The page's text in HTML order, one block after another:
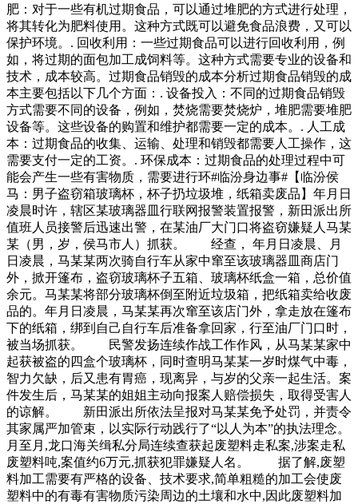
肥：对于一些有机过期食品，可以通过堆肥的方式进行处理，
将其转化为肥料使用。这种方式既可以避免食品浪费，又可以
保护环境。. 回收利用：一些过期食品可以进行回收利用，例
如，将过期的面包加工成饲料等。这种方式需要专业的设备和
技术，成本较高。过期食品销毁的成本分析过期食品销毁的成
本主要包括以下几个方面：. 设备投入：不同的过期食品销毁
方式需要不同的设备，例如，焚烧需要焚烧炉，堆肥需要堆肥
设备等。这些设备的购置和维护都需要一定的成本。. 人工成
本：过期食品的收集、运输、处理和销毁都需要人工操作，这
需要支付一定的工资。. 环保成本：过期食品的处理过程中可
能会产生一些有害物质，需要进行环#临汾身边事#【临汾侯
马：男子盗窃箱玻璃杯，杯子扔垃圾堆，纸箱卖废品】年月日
凌晨时许，辖区某玻璃器皿行联网报警装置报警，新田派出所
值班人员接警后迅速出警，在某油厂大门口将盗窃嫌疑人马某
某（男，岁，侯马市人）抓获。 经查， 年月日凌晨、月
日凌晨，马某某两次骑自行车从家中窜至该玻璃器皿商店门
外，掀开篷布，盗窃玻璃杯子五箱、玻璃杯纸盒一箱，总价值
余元。马某某将部分玻璃杯倒至附近垃圾箱，把纸箱卖给收废
品的。年月日凌晨，马某某再次窜至该店门外，拿走放在篷布
下的纸箱，绑到自己自行车后准备拿回家，行至油厂门口时，
被当场抓获。 民警发扬连续作战工作作风，从马某某家中
起获被盗的四盒个玻璃杯，同时查明马某某一岁时煤气中毒，
智力欠缺，后又患有胃癌，现离异，与岁的父亲一起生活。案
件发生后，马某某的姐姐主动向报案人赔偿损失，取得受害人
的谅解。 新田派出所依法呈报对马某某免予处罚，并责令
其家属严加管束，以实际行动践行了“以人为本”的执法理念。
月至月,龙口海关缉私分局连续查获起废塑料走私案,涉案走私
废塑料吨,案值约6万元,抓获犯罪嫌疑人名。 据了解,废塑
料加工需要有严格的设备、技术要求,简单粗糙的加工会使废
塑料中的有毒有害物质污染周边的土壤和水中,因此废塑料加